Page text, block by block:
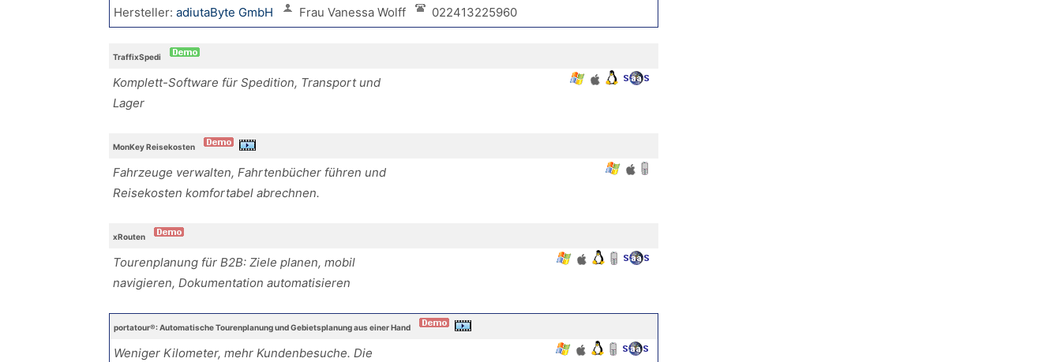
Hersteller: adiutaByte GmbH Frau Vanessa Wolff 022413225960
TraffixSpedi
Komplett-Software für Spedition, Transport und
Lager
MonKey Reisekosten
Fahrzeuge verwalten, Fahrtenbücher führen und
Reisekosten komfortabel abrechnen.
xRouten
Tourenplanung für B2B: Ziele planen, mobil
navigieren, Dokumentation automatisieren
portatour®: Automatische Tourenplanung und Gebietsplanung aus einer Hand
Weniger Kilometer, mehr Kundenbesuche. Die